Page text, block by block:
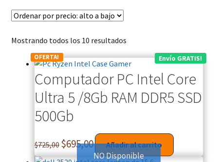
Mostrando todos los 10 resultados
OFERTA! Envío GRATIS!
Computador PC Intel Core
Ultra 5 /8Gb RAM DDR5 SSD
500Gb
$725,00 $695,00 Añadir al carrito
NO Disponible